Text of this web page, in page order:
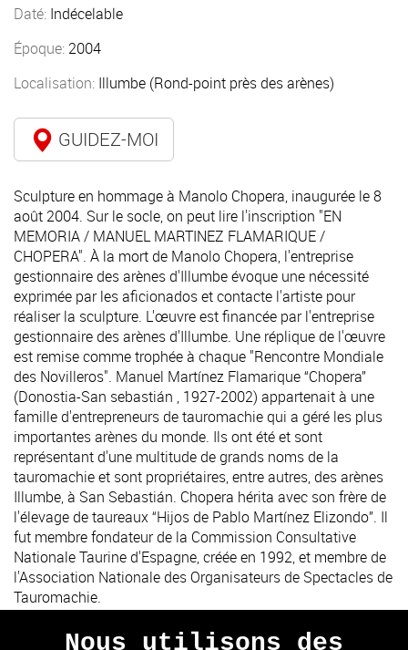
Daté: Indécelable
Époque: 2004
Localisation: Illumbe (Rond-point près des arènes)
GUIDEZ-MOI
Sculpture en hommage à Manolo Chopera, inaugurée le 8
août 2004. Sur le socle, on peut lire l'inscription "EN
MEMORIA / MANUEL MARTINEZ FLAMARIQUE /
CHOPERA". À la mort de Manolo Chopera, l'entreprise
gestionnaire des arènes d'Illumbe évoque une nécessité
exprimée par les aficionados et contacte l'artiste pour
réaliser la sculpture. L'œuvre est financée par l'entreprise
gestionnaire des arènes d'Illumbe. Une réplique de l'œuvre
est remise comme trophée à chaque "Rencontre Mondiale
des Novilleros". Manuel Martínez Flamarique “Chopera”
(Donostia-San sebastián , 1927-2002) appartenait à une
famille d'entrepreneurs de tauromachie qui a géré les plus
importantes arènes du monde. Ils ont été et sont
représentant d'une multitude de grands noms de la
tauromachie et sont propriétaires, entre autres, des arènes
Illumbe, à San Sebastián. Chopera hérita avec son frère de
l'élevage de taureaux “Hijos de Pablo Martínez Elizondo”. Il
fut membre fondateur de la Commission Consultative
Nationale Taurine d'Espagne, créée en 1992, et membre de
l'Association Nationale des Organisateurs de Spectacles de
Tauromachie.
Nous utilisons des